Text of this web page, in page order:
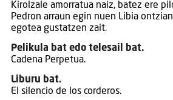
Kirolzale amorratua naiz, batez ere
Pedron arraun egin nuen Libia
egotea gustatzen zait.
Pelikula bat edo telesail bat.
Cadena Perpetua.
Liburu bat.
El silencio de los corderos.